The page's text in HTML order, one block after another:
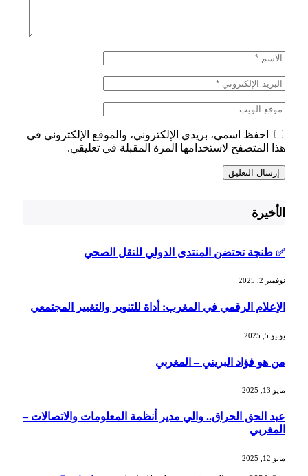
احفظ اسمي، بريدي الإلكتروني، والموقع الإلكتروني في
هذا المتصفح لاستخدامها المرة المقبلة في تعليقي.
الأخيرة
✅ طنجة تحتضن المنتدى الدولي للنقل الصحي
نوفمبر 2, 2025
الإعلام الرقمي في المغرب: أداة للتنوير والتغيير المجتمعي
يونيو 5, 2025
من هو فؤاد البريني – المغربي
مايو 13, 2025
عبد الحق الحراق.. والي مدير أنظمة المعلومات والاتصالات –
المغربي
مايو 12, 2025